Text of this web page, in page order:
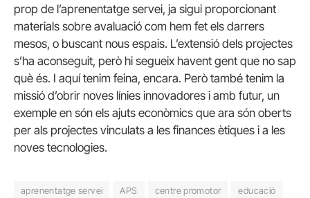
prop de l’aprenentatge servei, ja sigui proporcionant
materials sobre avaluació com hem fet els darrers
mesos, o buscant nous espais. L’extensió dels projectes
s’ha aconseguit, però hi segueix havent gent que no sap
què és. I aquí tenim feina, encara. Però també tenim la
missió d’obrir noves línies innovadores i amb futur, un
exemple en són els ajuts econòmics que ara són oberts
per als projectes vinculats a les finances ètiques i a les
noves tecnologies.
aprenentatge servei APS centre promotor educació